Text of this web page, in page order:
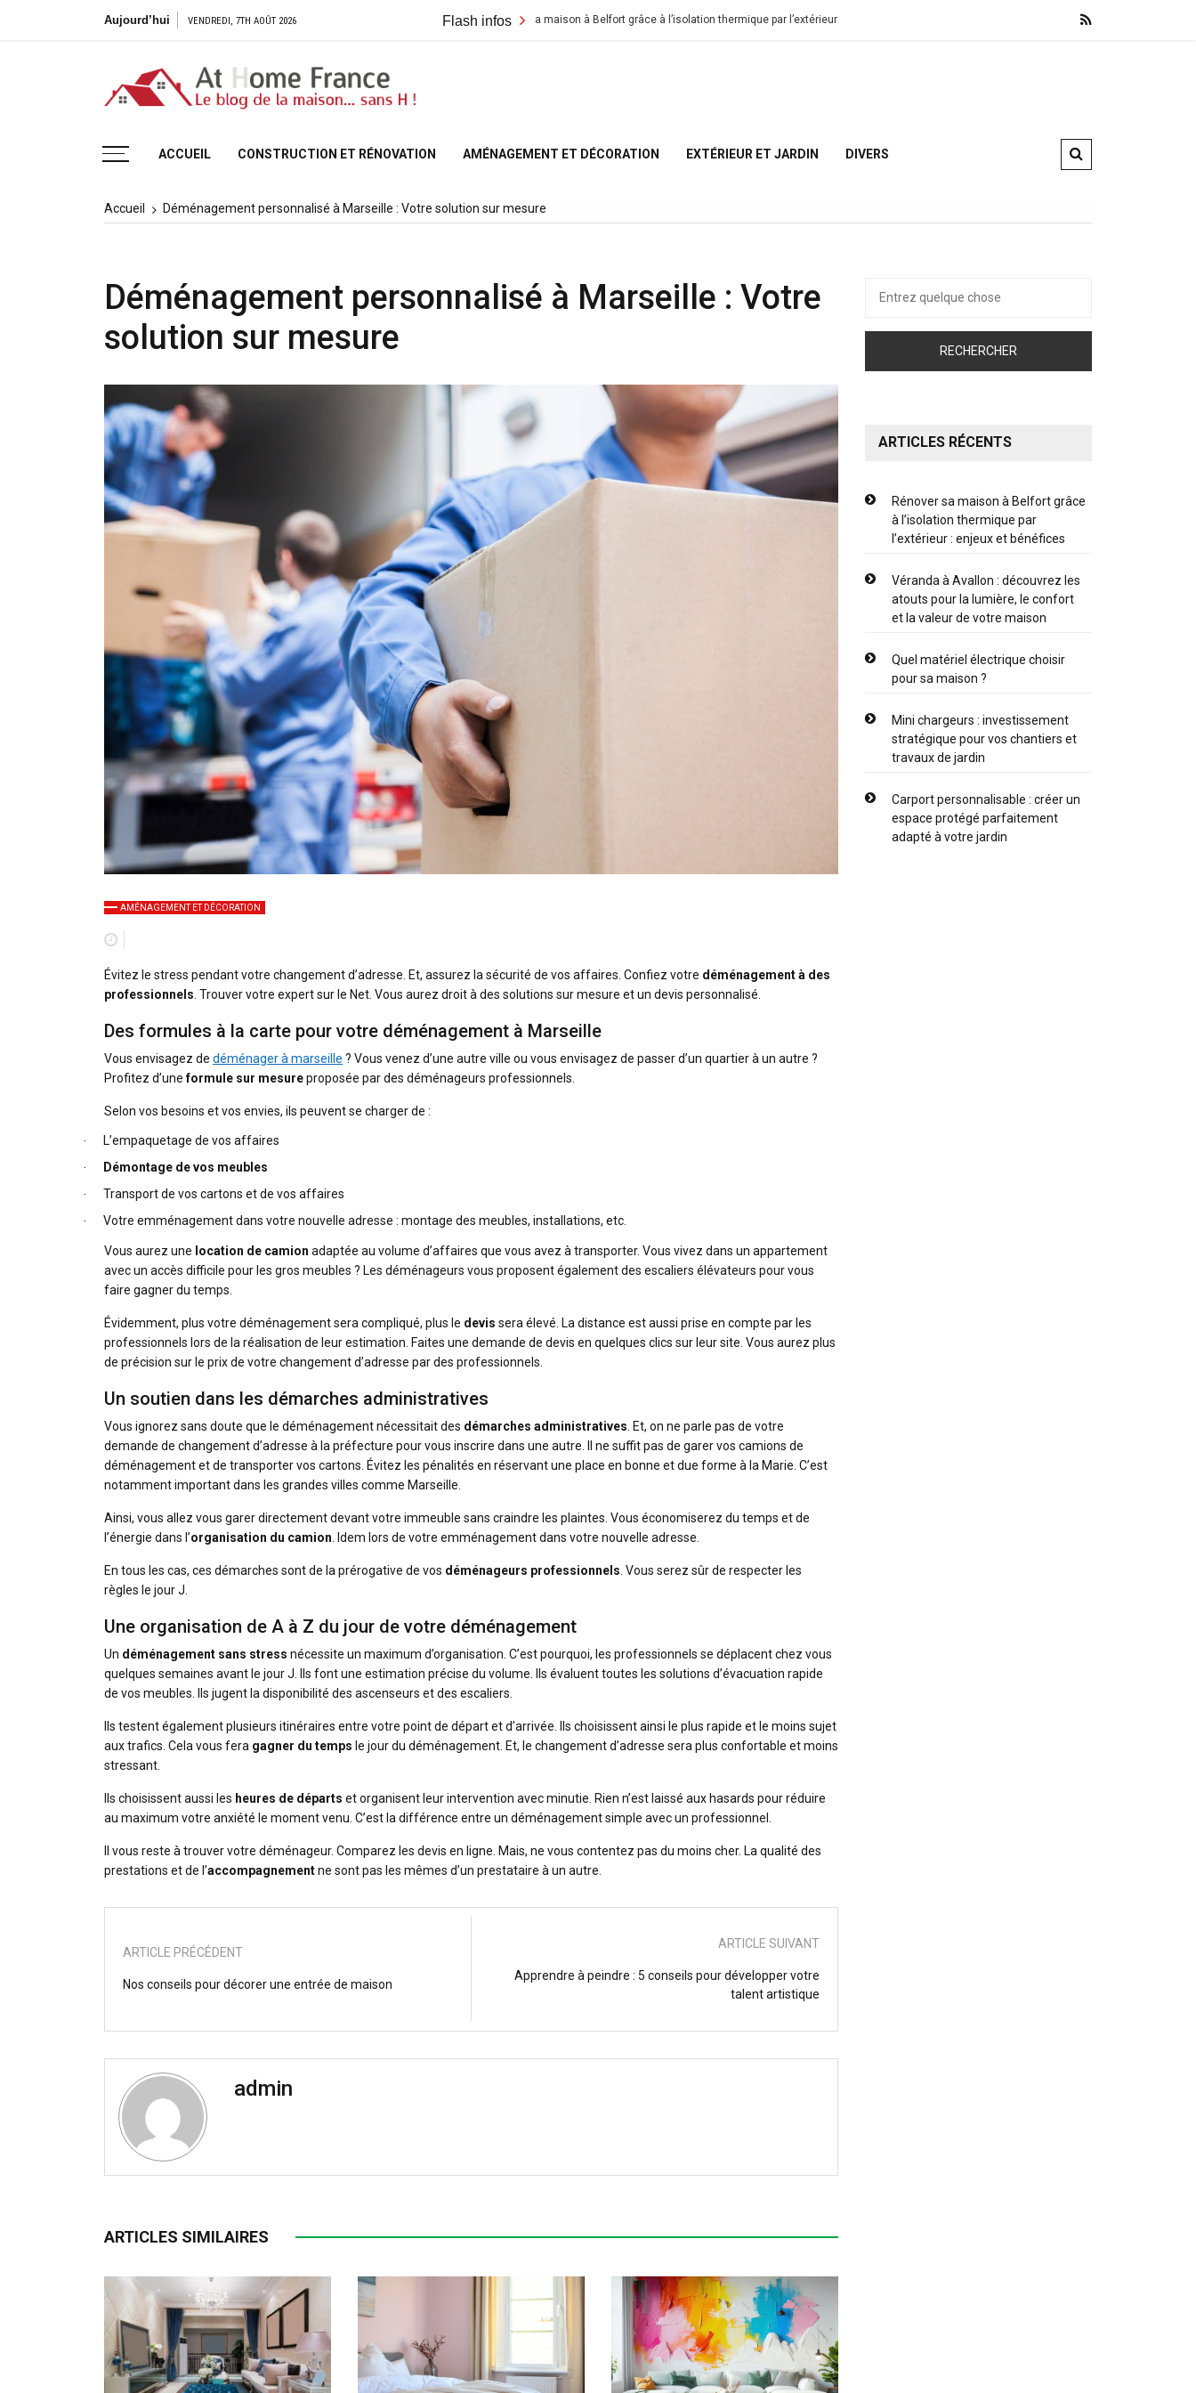
Aujourd’hui VENDREDI, 7TH AOÛT 2026 Flash infos
Rénover sa maison à Belfort grâce à l’isolation thermique par l’extérieur : enjeux et bénéfices Véranda à Avallon : découvrez les atouts pour
Maison
– At
France
ACCUEIL CONSTRUCTION ET RÉNOVATION AMÉNAGEMENT ET DÉCORATION EXTÉRIEUR ET JARDIN DIVERS
Accueil Déménagement personnalisé à Marseille : Votre solution sur mesure
Déménagement personnalisé à Marseille : Votre
solution sur mesure
AMÉNAGEMENT ET DÉCORATION
Évitez le stress pendant votre changement d’adresse. Et, assurez la sécurité de vos affaires. Confiez votre déménagement à des
professionnels . Trouver votre expert sur le Net. Vous aurez droit à des solutions sur mesure et un devis personnalisé.
Des formules à la carte pour votre déménagement à Marseille
Vous envisagez de déménager à marseille ? Vous venez d’une autre ville ou vous envisagez de passer d’un quartier à un autre ?
Profitez d’uneformule sur mesureproposée par des déménageurs professionnels.
Selon vos besoins et vos envies, ils peuvent se charger de :
· L’empaquetage de vos affaires
· Démontage de vos meubles
· Transport de vos cartons et de vos affaires
· Votre emménagement dans votre nouvelle adresse : montage des meubles, installations, etc.
Vous aurez une location de camion adaptée au volume d’affaires que vous avez à transporter. Vous vivez dans un appartement
avec un accès difficile pour les gros meubles ? Les déménageurs vous proposent également des escaliers élévateurs pour vous
faire gagner du temps.
Évidemment, plus votre déménagement sera compliqué, plus le devis sera élevé. La distance est aussi prise en compte par les
professionnels lors de la réalisation de leur estimation. Faites une demande de devis en quelques clics sur leur site. Vous aurez plus
de précision sur le prix de votre changement d’adresse par des professionnels.
Un soutien dans les démarches administratives
Vous ignorez sans doute que le déménagement nécessitait des démarches administratives . Et, on ne parle pas de votre
demande de changement d’adresse à la préfecture pour vous inscrire dans une autre. Il ne suffit pas de garer vos camions de
déménagement et de transporter vos cartons. Évitez les pénalités en réservant une place en bonne et due forme à la Marie. C’est
notamment important dans les grandes villes comme Marseille.
Ainsi, vous allez vous garer directement devant votre immeuble sans craindre les plaintes. Vous économiserez du temps et de
l’énergie dans l’organisation du camion . Idem lors de votre emménagement dans votre nouvelle adresse.
En tous les cas, ces démarches sont de la prérogative de vos déménageurs professionnels . Vous serez sûr de respecter les
règles le jour J.
Une organisation de A à Z du jour de votre déménagement
Un déménagement sans stress nécessite un maximum d’organisation. C’est pourquoi, les professionnels se déplacent chez vous
quelques semaines avant le jour J. Ils font une estimation précise du volume. Ils évaluent toutes les solutions d’évacuation rapide
de vos meubles. Ils jugent la disponibilité des ascenseurs et des escaliers.
Ils testent également plusieurs itinéraires entre votre point de départ et d’arrivée. Ils choisissent ainsi le plus rapide et le moins sujet
aux trafics. Cela vous fera gagner du temps le jour du déménagement. Et, le changement d’adresse sera plus confortable et moins
stressant.
Ils choisissent aussi les heures de départs et organisent leur intervention avec minutie. Rien n’est laissé aux hasards pour réduire
au maximum votre anxiété le moment venu. C’est la différence entre un déménagement simple avec un professionnel.
Il vous reste à trouver votre déménageur. Comparez les devis en ligne. Mais, ne vous contentez pas du moins cher. La qualité des
prestations et de l’accompagnementne sont pas les mêmes d’un prestataire à un autre.
ARTICLE PRÉCÉDENT
Nos conseils pour décorer une entrée de maison
ARTICLE SUIVANT
Apprendre à peindre : 5 conseils pour développer votre
talent artistique
admin
ARTICLES SIMILAIRES
pour :
ARTICLES RÉCENTS
Rénover sa maison à Belfort grâce
à l’isolation thermique par
l’extérieur : enjeux et bénéfices
Véranda à Avallon : découvrez les
atouts pour la lumière, le confort
et la valeur de votre maison
Quel matériel électrique choisir
pour sa maison ?
Mini chargeurs : investissement
stratégique pour vos chantiers et
travaux de jardin
Carport personnalisable : créer un
espace protégé parfaitement
adapté à votre jardin